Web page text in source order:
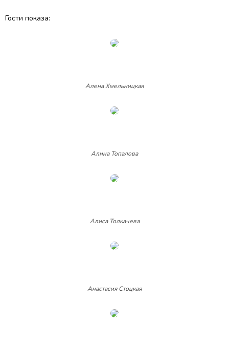
Гости показа:
Алена Хмельницкая
Алина Топалова
Алиса Толкачева
Анастасия Стоцкая